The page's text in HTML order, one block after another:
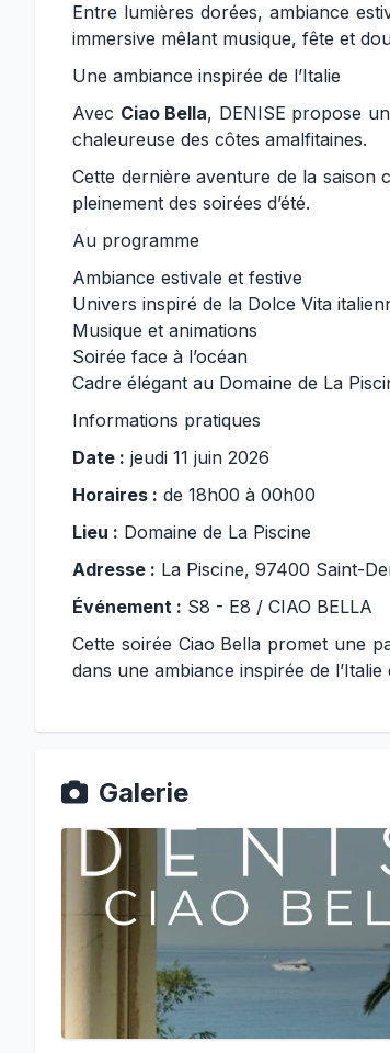
Entre lumières dorées, ambiance
immersive mêlant musique, fête et
Une ambiance inspirée de l’Italie
Avec Ciao Bella, DENISE propose
chaleureuse des côtes amalfitaines.
Cette dernière aventure de la saison
pleinement des soirées d’été.
Au programme
Ambiance estivale et festive
Univers inspiré de la Dolce Vita
Musique et animations
Soirée face à l’océan
Cadre élégant au Domaine de La
Informations pratiques
Date : jeudi 11 juin 2026
Horaires : de 18h00 à 00h00
Lieu : Domaine de La Piscine
Adresse : La Piscine, 97400 Saint-
Événement : S8 - E8 / CIAO BELLA
Cette soirée Ciao Bella promet une
dans une ambiance inspirée de
Galerie